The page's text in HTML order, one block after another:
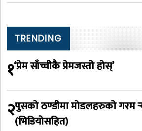
TRENDING
१‘प्रेम साँच्चीकै प्रेमजस्तो होस्’
२पुसको ठण्डीमा मोडलहरुको गरम
(भिडियोसहित)